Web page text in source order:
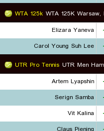
WTA 125k WTA 125K
Elizara Yaneva
Carol Young Suh Lee
UTR Pro Tennis UTR Men
Artem Lyapshin
Serign Samba
Vit Kalina